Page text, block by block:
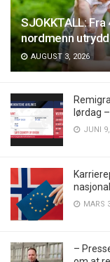
SJOKKTALL:
nordmenn
AUGUST 3, 2026
lørdag
JUNI
MARS
–